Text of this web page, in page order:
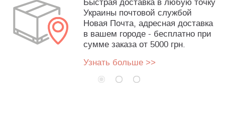
Быстрая доставка в любую точку
Украины почтовой службой
Новая Почта, адресная доставка
в вашем городе - бесплатно при
сумме заказа от 5000 грн.
Узнать больше >>